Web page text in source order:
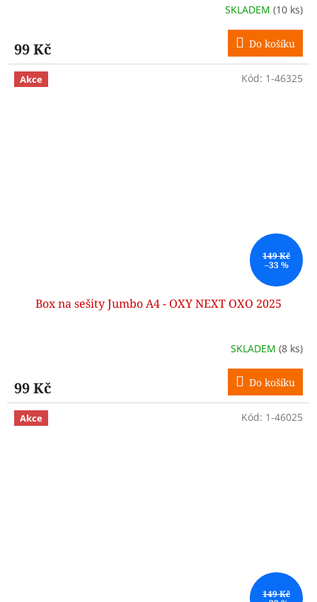
SKLADEM (10 ks)
99 Kč Do košíku
Akce
149 Kč
–33 %
Box na sešity Jumbo A4 - OXY NEXT OXO 2025
SKLADEM (8 ks)
99 Kč Do košíku
Kód: 1-46325
Akce
149 Kč
Kód: 1-46025